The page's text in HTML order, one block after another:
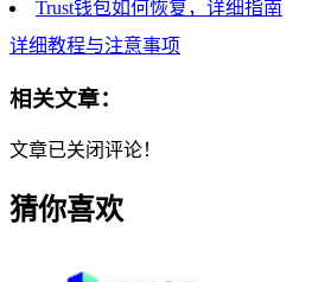
Trust钱包如何恢复，详细指南
详细教程与注意事项
相关文章：
文章已关闭评论！
猜你喜欢